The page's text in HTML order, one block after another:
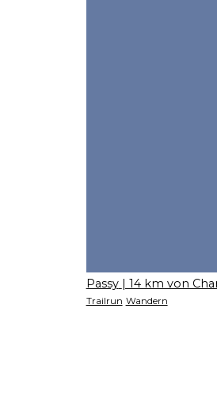
Passy | 14 km von
Trailrun Wandern